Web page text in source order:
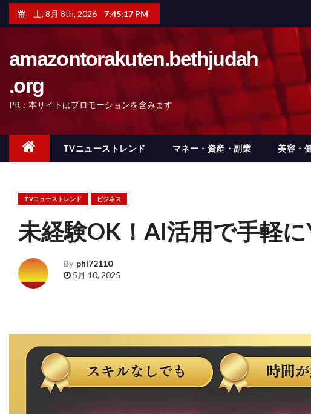
テ
土. 8月 8th, 2026 7:45:18 PM
amazontorakuten.bethjudah
.org
PR：本サイトはプロモーションを含みます
TVニューストレンド マネー・資産・副業 美容・
TVニューストレンド ビジネス
未経験OK！AI活用で手軽
By phi72110
5月 10, 2025